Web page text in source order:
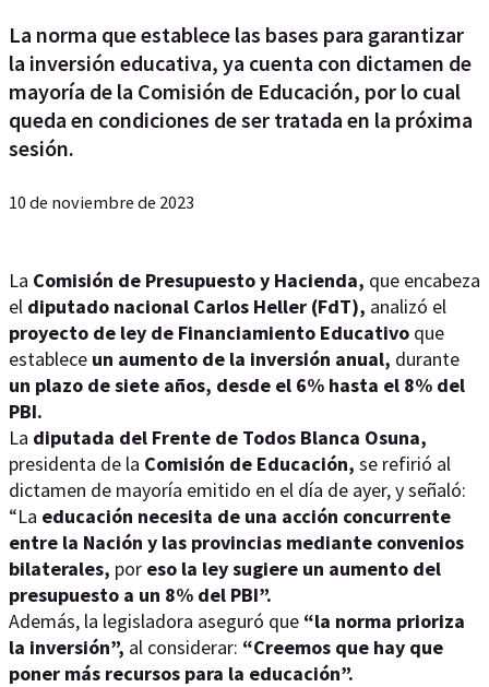
La norma que establece las bases para garantizar
la inversión educativa, ya cuenta con dictamen de
mayoría de la Comisión de Educación, por lo cual
queda en condiciones de ser tratada en la próxima
sesión.
10 de noviembre de 2023
La Comisión de Presupuesto y Hacienda, que encabeza
el diputado nacional Carlos Heller (FdT), analizó el
proyecto de ley de Financiamiento Educativo que
establece un aumento de la inversión anual, durante
un plazo de siete años, desde el 6% hasta el 8% del
PBI.
La diputada del Frente de Todos Blanca Osuna,
presidenta de la Comisión de Educación, se refirió al
dictamen de mayoría emitido en el día de ayer, y señaló:
“La educación necesita de una acción concurrente
entre la Nación y las provincias mediante convenios
bilaterales, por eso la ley sugiere un aumento del
presupuesto a un 8% del PBI”.
Además, la legisladora aseguró que “la norma prioriza
la inversión”, al considerar: “Creemos que hay que
poner más recursos para la educación”.